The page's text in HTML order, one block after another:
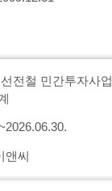
전철 민간투자사
앤씨